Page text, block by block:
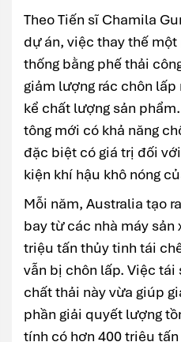
Theo Tiến sĩ Chamila
dự án, việc thay thế
thống bằng phế thải
giảm lượng rác chôn
kể chất lượng sản
tông mới có khả năng
đặc biệt có giá trị đối
kiện khí hậu khô nóng
Mỗi năm, Australia tạo
bay từ các nhà máy
triệu tấn thủy tinh tái
vẫn bị chôn lấp. Việc tái
chất thải này vừa giúp
phần giải quyết lượng
tính có hơn 400 triệu tấn